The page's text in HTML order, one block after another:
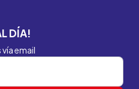
DÍA!
email